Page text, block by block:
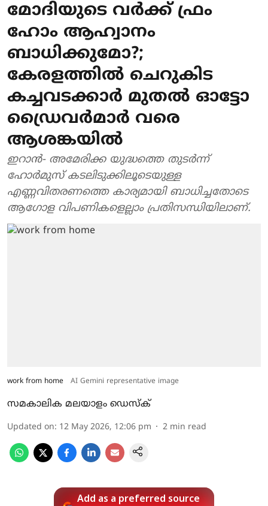
മോദിയുടെ വര്‍ക്ക് ഫ്രം
ഹോം ആഹ്വാനം
ബാധിക്കുമോ?;
കേരളത്തില്‍ ചെറുകിട
കച്ചവടക്കാര്‍ മുതല്‍ ഓട്ടോ
ഡ്രൈവര്‍മാര്‍ വരെ
ആശങ്കയില്‍
ഇറാന്‍- അമേരിക്ക യുദ്ധത്തെ തുടര്‍ന്ന്
ഹോര്‍മുസ് കടലിടുക്കിലൂടെയുള്ള
എണ്ണവിതരണത്തെ കാര്യമായി ബാധിച്ചതോടെ
ആഗോള വിപണികളെല്ലാം പ്രതിസന്ധിയിലാണ്.
work from home AI Gemini representative image
സമകാലിക മലയാളം ഡെസ്ക്
Updated on: 12 May 2026, 12:06 pm 2 min read
Add as a preferred source